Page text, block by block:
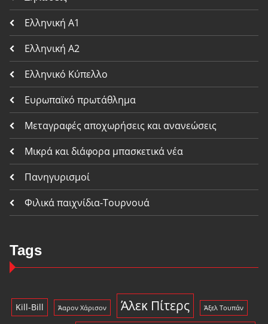
Ελληνική Α1
Ελληνική Α2
Ελληνικό Κύπελλο
Ευρωπαϊκό πρωτάθλημα
Μεταγραφές αποχωρήσεις και ανανεώσεις
Μικρά και διάφορα μπασκετικά νέα
Πανηγυρισμοί
Φιλικά παιχνίδια-Τουρνουά
Tags
Kill-Bill Άαρον Χάρισον Άλεκ Πίτερς Άξελ Τουπάν